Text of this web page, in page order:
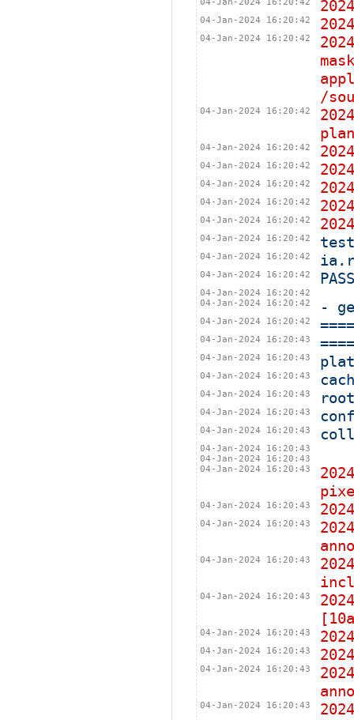
04-Jan-2024 16:20:42
04-Jan-2024 16:20:42
/
04-Jan-2024 16:20:42
04-Jan-2024 16:20:42
04-Jan-2024 16:20:42
04-Jan-2024 16:20:42
04-Jan-2024 16:20:42
04-Jan-2024 16:20:42
04-Jan-2024 16:20:42
04-Jan-2024 16:20:42
04-Jan-2024 16:20:42
04-Jan-2024 16:20:42
04-Jan-2024 16:20:42
-
04-Jan-2024 16:20:42
04-Jan-2024 16:20:43
04-Jan-2024 16:20:43
04-Jan-2024 16:20:43
04-Jan-2024 16:20:43
04-Jan-2024 16:20:43
04-Jan-2024 16:20:43
04-Jan-2024 16:20:43
04-Jan-2024 16:20:43
04-Jan-2024 16:20:43
04-Jan-2024 16:20:43
04-Jan-2024 16:20:43
04-Jan-2024 16:20:43
04-Jan-2024 16:20:43
04-Jan-2024 16:20:43
04-Jan-2024 16:20:43
04-Jan-2024 16:20:43
04-Jan-2024 16:20:43